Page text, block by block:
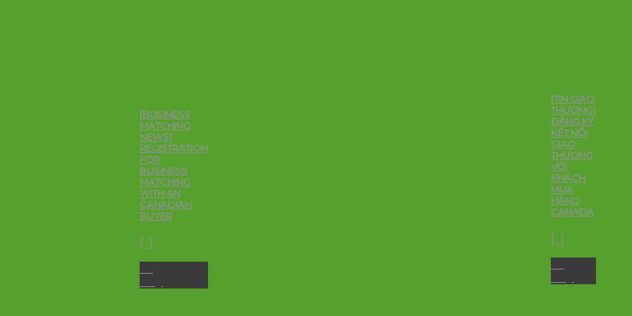
[BUSINESS
MATCHING
NEWS]
REGISTRATION
FOR
BUSINESS
MATCHING
WITH AN
CANADIAN
BUYER
[...]
[TIN GIAO
THƯƠNG]
ĐĂNG KÝ
KẾT NỐI
GIAO
THƯƠNG
VỚI
KHÁCH
MUA
HÀNG
CANADA
[...]